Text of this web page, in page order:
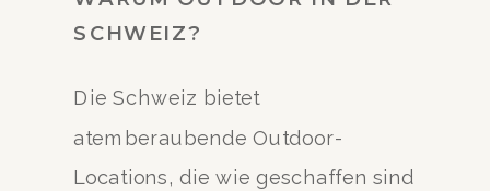
SCHWEIZ?
Die Schweiz bietet
atemberaubende Outdoor-
Locations, die wie geschaffen sind